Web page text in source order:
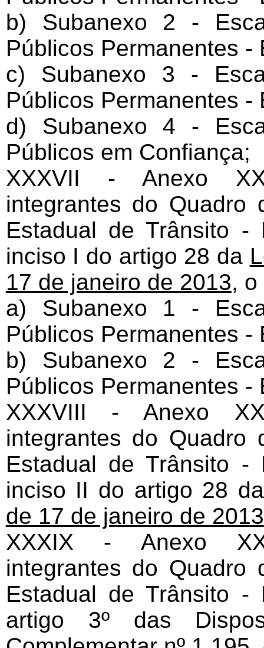
b) Subanexo 2 -
Públicos Permanentes -
c) Subanexo 3 -
Públicos Permanentes -
d) Subanexo 4 -
Públicos em Confiança;
XXXVII - Anexo
integrantes do Quadro
Estadual de Trânsito
inciso I do artigo 28 da
17 de janeiro de 2013,
a) Subanexo 1 -
Públicos Permanentes -
b) Subanexo 2 -
Públicos Permanentes -
XXXVIII - Anexo
integrantes do Quadro
Estadual de Trânsito
inciso II do artigo 28
de 17 de janeiro de 2013
XXXIX - Anexo
integrantes do Quadro
Estadual de Trânsito
artigo 3º das